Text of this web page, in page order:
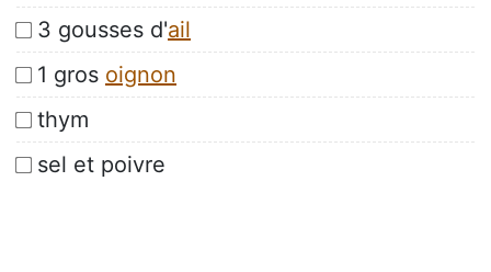
3 gousses d'ail
1 gros oignon
thym
sel et poivre